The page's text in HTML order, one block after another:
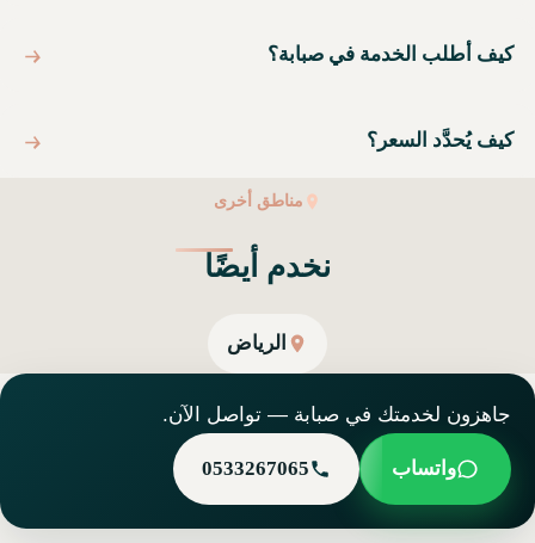
كيف أطلب الخدمة في صبابة؟
كيف يُحدَّد السعر؟
مناطق أخرى
نخدم أيضًا
الرياض
جاهزون لخدمتك في صبابة — تواصل الآن.
واتساب 0533267065